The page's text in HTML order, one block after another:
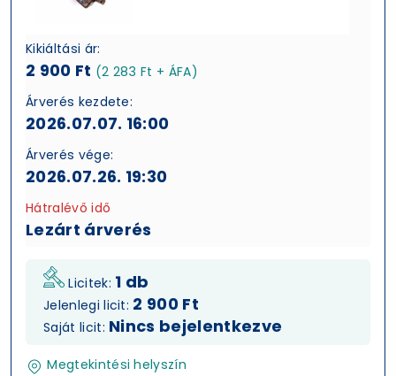
Kikiáltási ár:
2 900 Ft (2 283 Ft + ÁFA)
Árverés kezdete:
2026.07.07. 16:00
Árverés vége:
2026.07.26. 19:30
Hátralévő idő
Lezárt árverés
Licitek: 1 db
Jelenlegi licit: 2 900 Ft
Saját licit: Nincs bejelentkezve
Megtekintési helyszín